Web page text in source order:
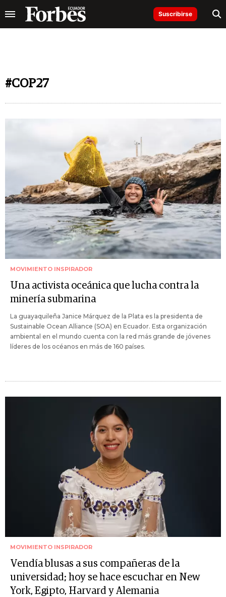
Suscribirse
#COP27
MOVIMIENTO INSPIRADOR
Una activista oceánica que lucha contra la
minería submarina
La guayaquileña Janice Márquez de la Plata es la presidenta de
Sustainable Ocean Alliance (SOA) en Ecuador. Esta organización
ambiental en el mundo cuenta con la red más grande de jóvenes
líderes de los océanos en más de 160 países.
MOVIMIENTO INSPIRADOR
Vendía blusas a sus compañeras de la
universidad; hoy se hace escuchar en New
York, Egipto, Harvard y Alemania